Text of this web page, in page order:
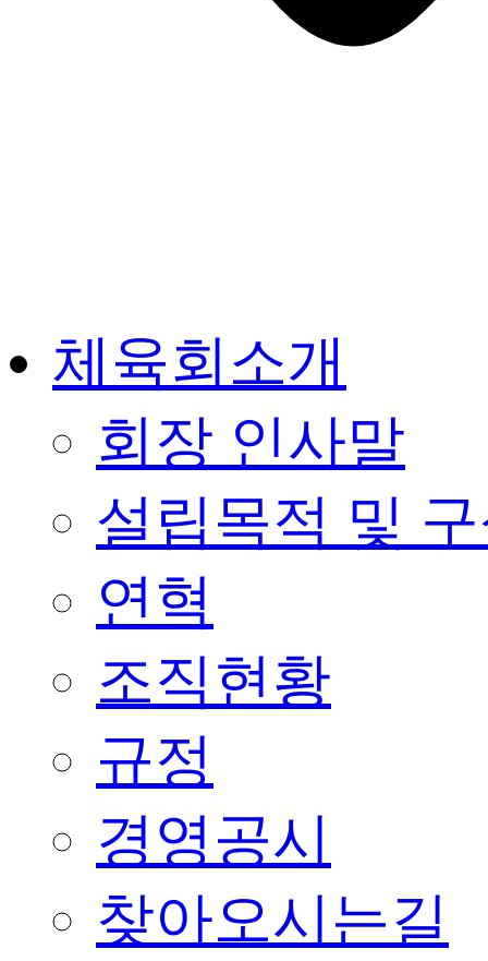
체육회소개
회장 인사말
설립목적 및
연혁
조직현황
규정
경영공시
찾아오시는길